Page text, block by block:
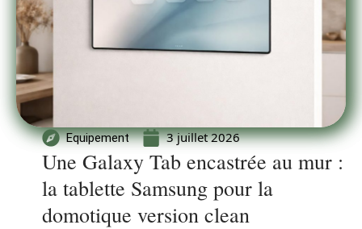
Equipement 3 juillet 2026
Une Galaxy Tab encastrée au mur :
la tablette Samsung pour la
domotique version clean